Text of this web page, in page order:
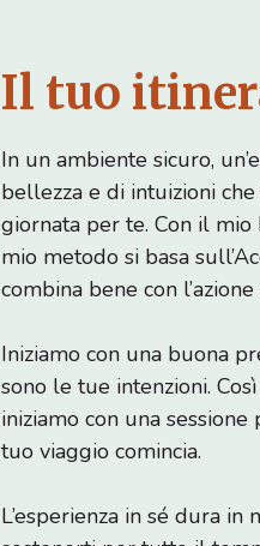
Il tuo
In un ambiente sicuro,
bellezza e di intuizioni
giornata per te. Con il
mio metodo si basa
combina bene con
Iniziamo con una buona
sono le tue intenzioni.
iniziamo con una
tuo viaggio comincia.
L’esperienza in sé dura